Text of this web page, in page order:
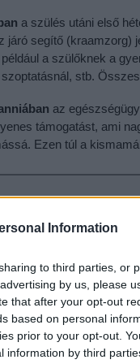
Information
to third parties, or
by us, please
that after your opt-out
based on personal
prior to your opt-out.
by third
a szülés utáni első
járó segítő (kraamzorg)
a szülőknek a
stb.
az
támogatást, ami
Ezen túl a
érdekelhetnek
helyzetben a
koszt
lekéstem a szülést